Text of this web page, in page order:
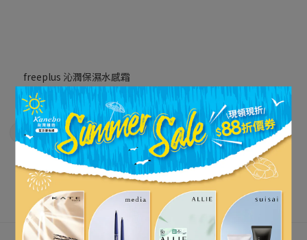
立即購買
freeplus 沁潤保濕水感霜
NT$660
NT$1,100